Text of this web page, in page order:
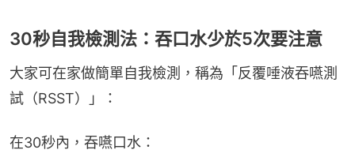
30秒自我檢測法：吞口水少於5次要注意
大家可在家做簡單自我檢測，稱為「反覆唾液吞嚥測
試（RSST）」：
在30秒內，吞嚥口水：